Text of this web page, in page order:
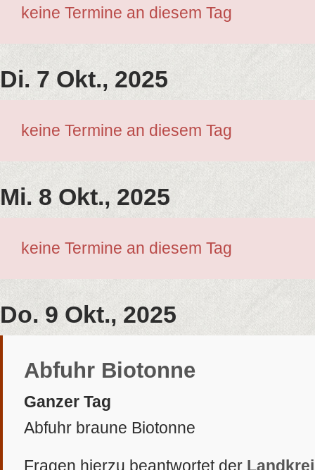
keine Termine an diesem Tag
Di. 7 Okt., 2025
keine Termine an diesem Tag
Mi. 8 Okt., 2025
keine Termine an diesem Tag
Do. 9 Okt., 2025
Abfuhr Biotonne
Ganzer Tag
Abfuhr braune Biotonne
Fragen hierzu beantwortet der